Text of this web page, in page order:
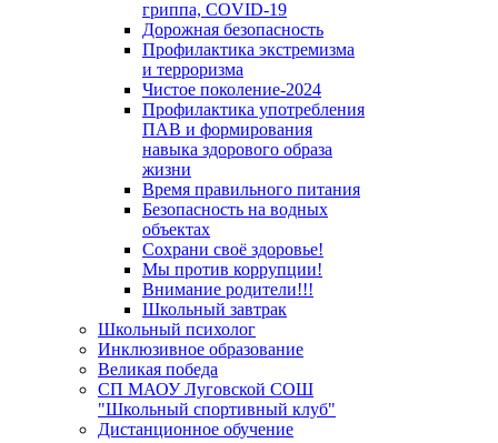
гриппа, COVID-19
Дорожная безопасность
Профилактика экстремизма
и терроризма
Чистое поколение-2024
Профилактика употребления
ПАВ и формирования
навыка здорового образа
жизни
Время правильного питания
Безопасность на водных
объектах
Сохрани своё здоровье!
Мы против коррупции!
Внимание родители!!!
Школьный завтрак
Школьный психолог
Инклюзивное образование
Великая победа
СП МАОУ Луговской СОШ
"Школьный спортивный клуб"
Дистанционное обучение